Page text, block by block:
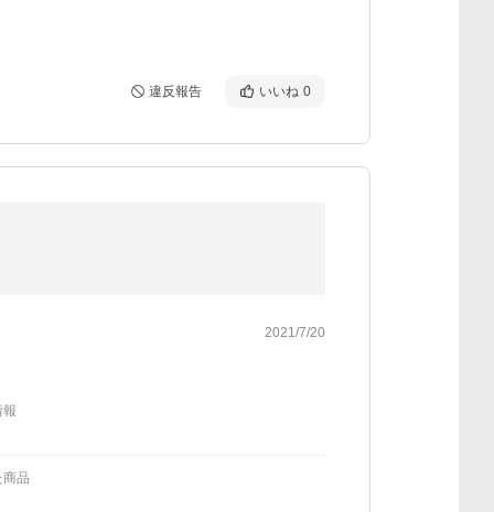
違反報告 いいね 0
2021/7/20
報
品